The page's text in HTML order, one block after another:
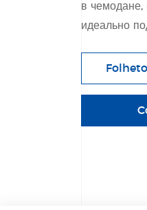
в чемодане,
идеально